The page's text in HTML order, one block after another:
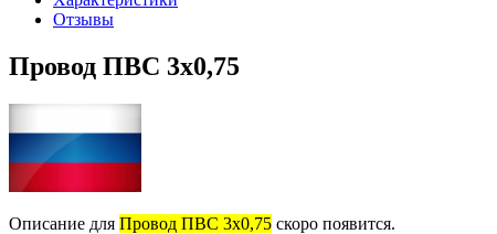
Отзывы
Провод ПВС 3х0,75
Описание для Провод ПВС 3х0,75 скоро появится.